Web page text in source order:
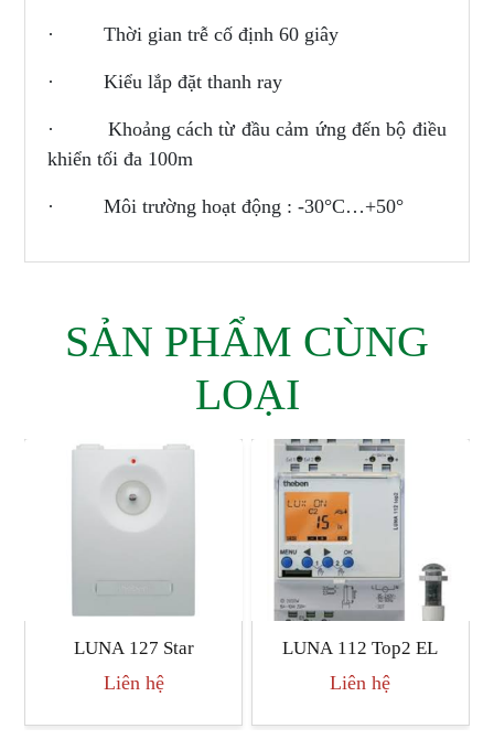
· Thời gian trễ cố định 60 giây
· Kiểu lắp đặt thanh ray
· Khoảng cách từ đầu cảm ứng đến bộ điều
khiển tối đa 100m
· Môi trường hoạt động : -30°C…+50°
SẢN PHẨM CÙNG
LOẠI
LUNA 127 Star
Liên hệ
LUNA 112 Top2 EL
Liên hệ